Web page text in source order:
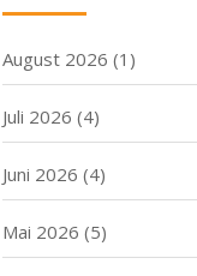
August 2026 (1)
Juli 2026 (4)
Juni 2026 (4)
Mai 2026 (5)